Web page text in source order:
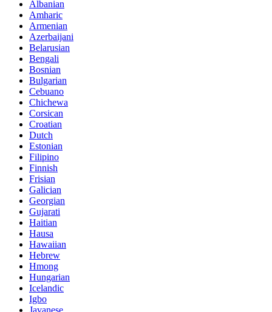
Albanian
Amharic
Armenian
Azerbaijani
Belarusian
Bengali
Bosnian
Bulgarian
Cebuano
Chichewa
Corsican
Croatian
Dutch
Estonian
Filipino
Finnish
Frisian
Galician
Georgian
Gujarati
Haitian
Hausa
Hawaiian
Hebrew
Hmong
Hungarian
Icelandic
Igbo
Javanese